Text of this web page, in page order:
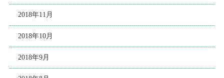
2018年11月
2018年10月
2018年9月